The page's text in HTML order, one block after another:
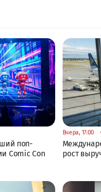
поп-
Comic Con
Вчера, 17:00
рост